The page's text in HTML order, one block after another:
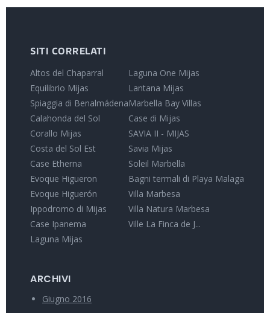
SITI CORRELATI
Altos del Chaparral
Equilibrio Mijas
Spiaggia di Benalmádena
Calahonda del Sol
Corallo Mijas
Costa del Sol Est
Case Etherna
Evoque Higueron
Evoque Higuerón
Ippodromo di Mijas
Case Ipanema
Laguna Mijas
Laguna One Mijas
Lantana Mijas
Marbella Bay Villas
Case di Mijas
SAVIA II - MIJAS
Savia Mijas
Soleil Marbella
Bagni termali di Playa Malaga
Villa Marbesa
Villa Natura Marbesa
Ville La Finca de J...
ARCHIVI
Giugno 2016